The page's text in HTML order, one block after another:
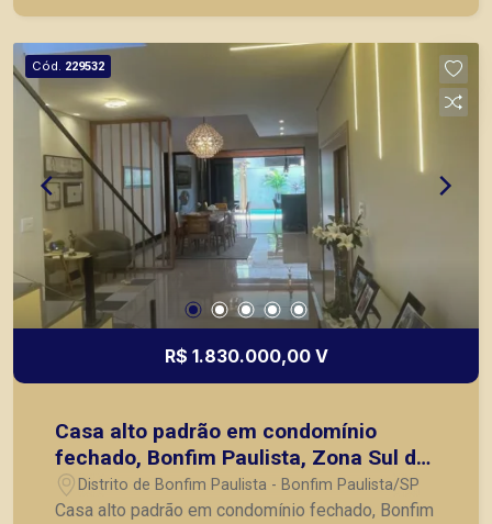
segurança, em locação, vendas de imóveis
prontos, usados ou mesmo nos principais
lançamentos da cidade de Ribeirão Preto.
Cód. 229532
R$ 1.830.000,00 V
Casa alto padrão em condomínio
fechado, Bonfim Paulista, Zona Sul de
Ribeirão Preto/SP.
Distrito de Bonfim Paulista - Bonfim Paulista/SP
Casa alto padrão em condomínio fechado, Bonfim